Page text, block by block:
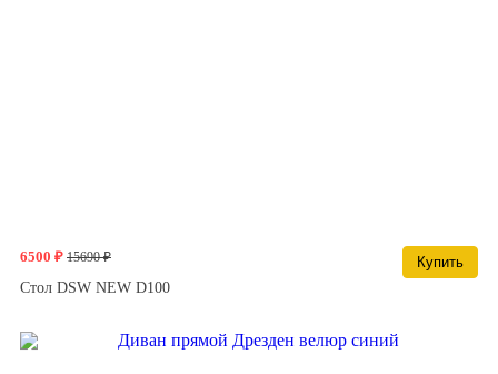
6500 ₽ 15690 ₽
Купить
Стол DSW NEW D100